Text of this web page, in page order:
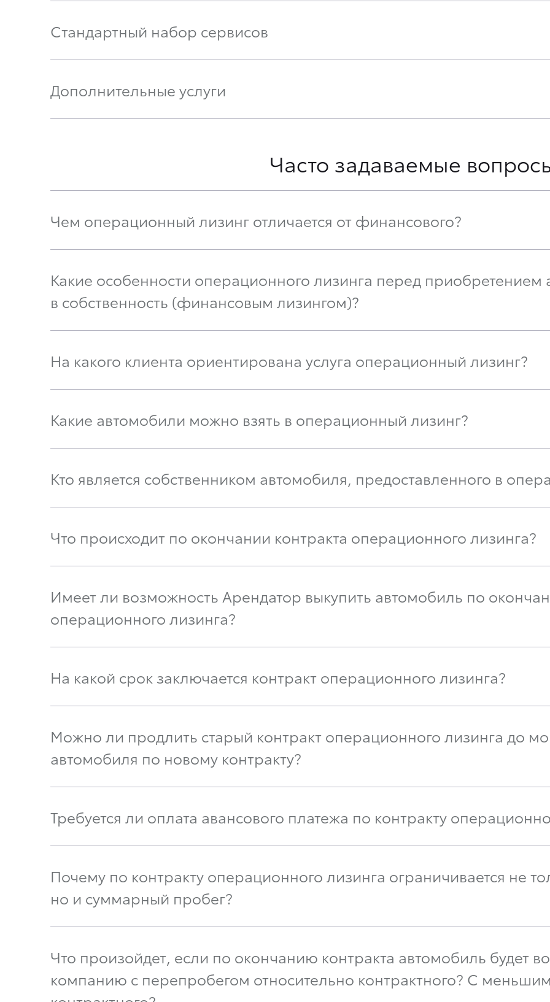
Стандартный набор сервисов
Дополнительные услуги
Часто задаваемые
Чем операционный лизинг отличается от финансового?
Какие особенности операционного лизинга перед приобретением
в собственность (финансовым лизингом)?
На какого клиента ориентирована услуга операционный лизинг?
Какие автомобили можно взять в операционный лизинг?
Кто является собственником автомобиля, предоставленного в
Что происходит по окончании контракта операционного лизинга?
Имеет ли возможность Арендатор выкупить автомобиль по
операционного лизинга?
На какой срок заключается контракт операционного лизинга?
Можно ли продлить старый контракт операционного лизинга до
автомобиля по новому контракту?
Требуется ли оплата авансового платежа по контракту
Почему по контракту операционного лизинга ограничивается не
но и суммарный пробег?
Что произойдет, если по окончанию контракта автомобиль будет
компанию с перепробегом относительно контрактного? С